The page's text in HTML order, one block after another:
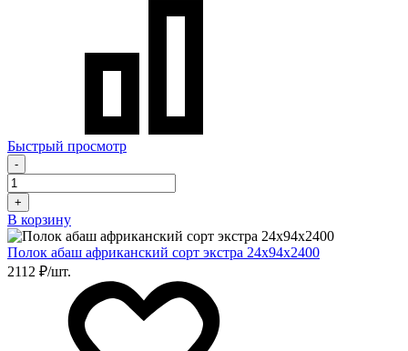
Быстрый просмотр
-
+
В корзину
Полок абаш африканский сорт экстра 24х94х2400
2112 ₽/шт.